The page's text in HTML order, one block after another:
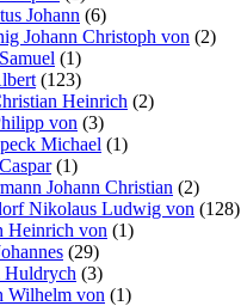
Johann (6)
Johann Christoph von (2)
(1)
(123)
Heinrich (2)
von (3)
Michael (1)
(1)
Johann Christian (2)
Nikolaus Ludwig von (128)
Heinrich von (1)
(29)
(3)
Wilhelm von (1)